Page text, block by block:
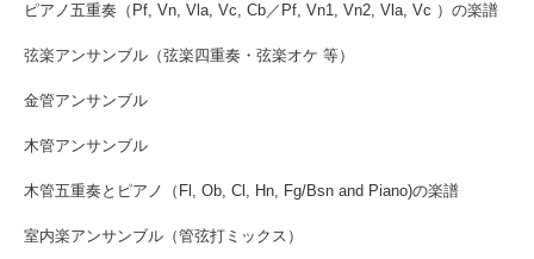
ピアノ五重奏（Pf, Vn, Vla, Vc, Cb／Pf, Vn1, Vn2, Vla, Vc ）の楽譜
弦楽アンサンブル（弦楽四重奏・弦楽オケ 等）
金管アンサンブル
木管アンサンブル
木管五重奏とピアノ（Fl, Ob, Cl, Hn, Fg/Bsn and Piano)の楽譜
室内楽アンサンブル（管弦打ミックス）